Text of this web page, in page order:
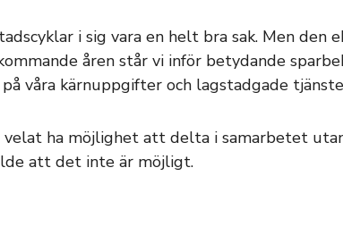
i sig vara en helt bra sak. Men den
åren står vi inför betydande
våra kärnuppgifter och lagstadgade
ha möjlighet att delta i samarbetet
att det inte är möjligt.